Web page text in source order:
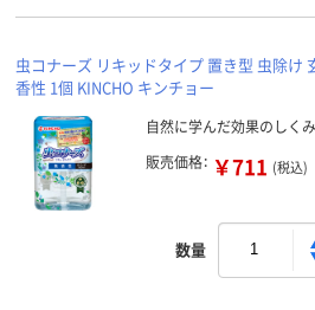
虫コナーズ リキッドタイプ 置き型 虫除け
香性 1個 KINCHO キンチョー
自然に学んだ効果のしくみ
販売価格： ￥711 (税込)
数量